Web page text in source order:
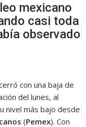
mexicano
casi toda
observado
con una baja de
del lunes, al
nivel más bajo desde
(Pemex). Con